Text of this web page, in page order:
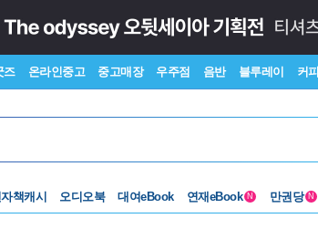
즈 온라인중고 중고매장 우주점 음반 블루레이 커피
책캐시 오디오북 대여eBook 연재eBook N 만권당 N